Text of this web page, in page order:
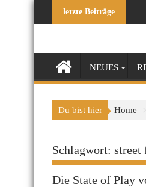
letzte Beiträge
NEUES
Du bist hier Home
Schlagwort: street
Die State of Play